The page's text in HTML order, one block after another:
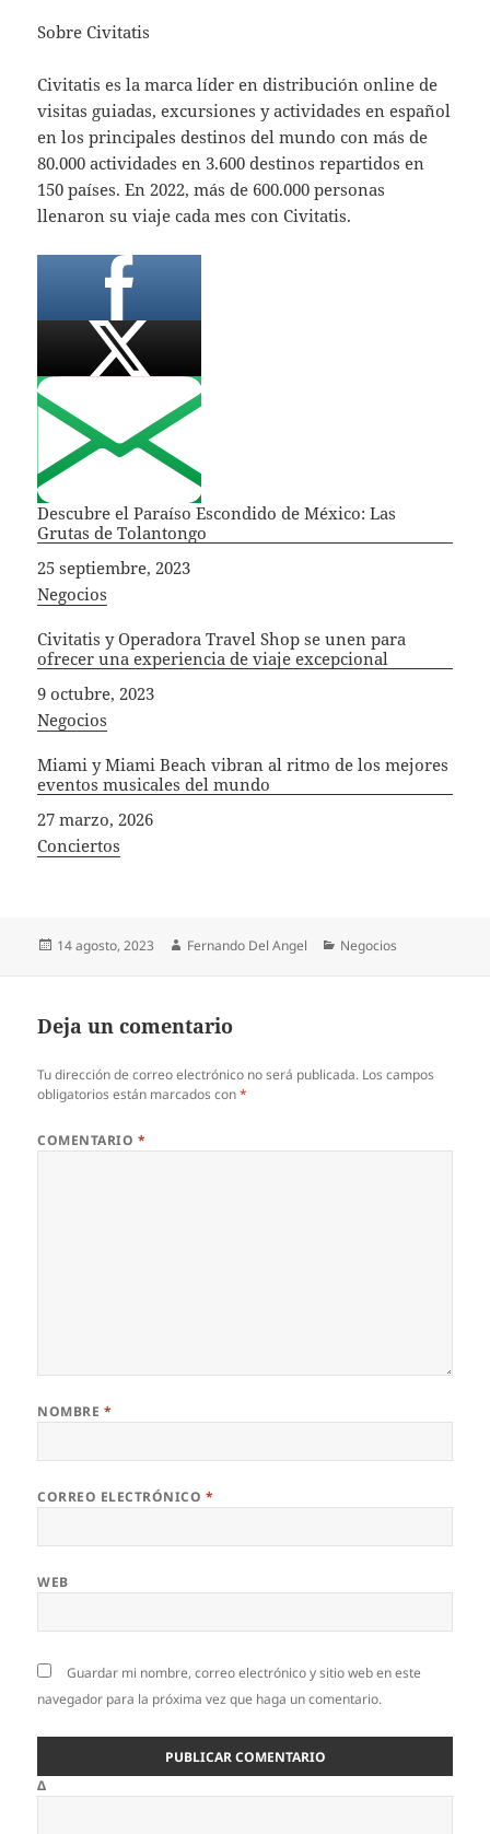
Sobre Civitatis
Civitatis es la marca líder en distribución online de
visitas guiadas, excursiones y actividades en español
en los principales destinos del mundo con más de
80.000 actividades en 3.600 destinos repartidos en
150 países. En 2022, más de 600.000 personas
llenaron su viaje cada mes con Civitatis.
Descubre el Paraíso Escondido de México: Las
Grutas de Tolantongo
Fecha
25 septiembre, 2023
In relation to
Negocios
Civitatis y Operadora Travel Shop se unen para
ofrecer una experiencia de viaje excepcional
Fecha
9 octubre, 2023
In relation to
Negocios
Miami y Miami Beach vibran al ritmo de los mejores
eventos musicales del mundo
Fecha
27 marzo, 2026
In relation to
Conciertos
Publicado
14 agosto, 2023 Autor
Fernando Del Angel Categorías
Negocios
Deja un comentario
Tu dirección de correo electrónico no será publicada. Los campos
obligatorios están marcados con*
COMENTARIO *
NOMBRE *
CORREO ELECTRÓNICO *
WEB
Guardar mi nombre, correo electrónico y sitio web en este
navegador para la próxima vez que haga un comentario.
Δ